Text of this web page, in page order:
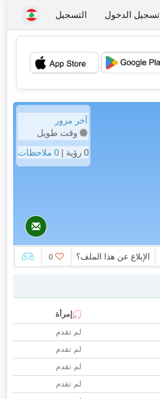
تسجيل الدخول التسجيل
💖
آخر مرور
وقت طويل
0 رؤية |
0 ملاحظات
الإبلاغ عن هذا الملف؟ 0
إمرأة
لم تقدم
لم تقدم
لم تقدم
لم تقدم